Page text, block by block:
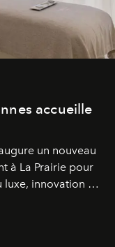
accueille
un nouveau
à La Prairie pour
luxe, innovation et